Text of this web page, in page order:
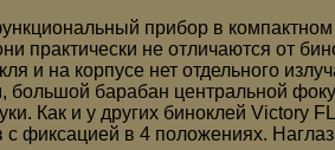
прибор в компактном
практически не отличаются от
и на корпусе нет отдельного
барабан центральной
Как и у других биноклей Victory
фиксацией в 4 положениях.